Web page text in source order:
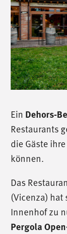
Ein Dehors-
Restaurants
die Gäste
können.
Das
(Vicenza)
Innenhof zu
Pergola